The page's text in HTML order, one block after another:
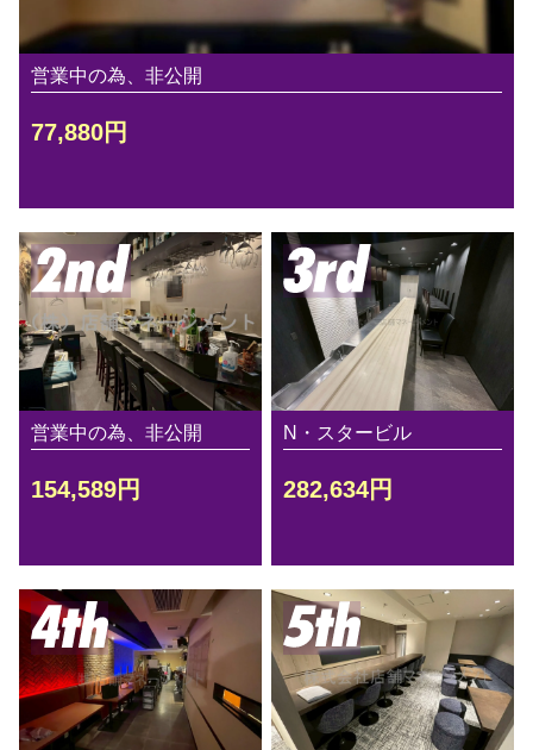
営業中の為、非公開
77,880円
営業中の為、非公開
154,589円
N・スタービル
282,634円